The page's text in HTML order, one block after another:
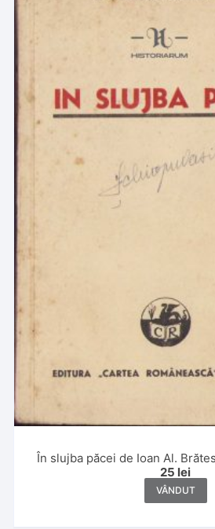
În slujba păcei de Ioan Al.
25 lei
VÂNDUT